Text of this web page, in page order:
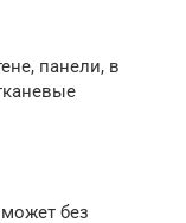
панели, в
без